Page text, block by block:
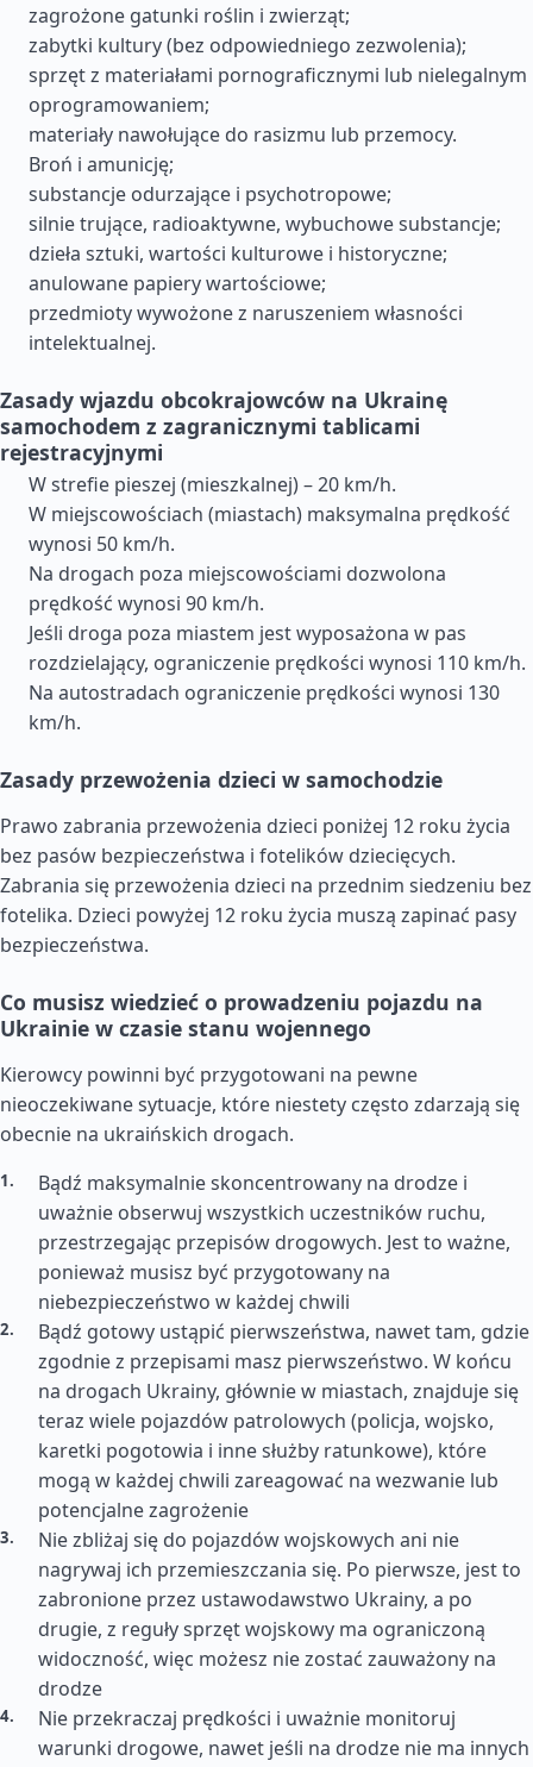
zagrożone gatunki roślin i zwierząt;
zabytki kultury (bez odpowiedniego zezwolenia);
sprzęt z materiałami pornograficznymi lub nielegalnym
oprogramowaniem;
materiały nawołujące do rasizmu lub przemocy.
Broń i amunicję;
substancje odurzające i psychotropowe;
silnie trujące, radioaktywne, wybuchowe substancje;
dzieła sztuki, wartości kulturowe i historyczne;
anulowane papiery wartościowe;
przedmioty wywożone z naruszeniem własności
intelektualnej.
Zasady wjazdu obcokrajowców na Ukrainę
samochodem z zagranicznymi tablicami
rejestracyjnymi
W strefie pieszej (mieszkalnej) – 20 km/h.
W miejscowościach (miastach) maksymalna prędkość
wynosi 50 km/h.
Na drogach poza miejscowościami dozwolona
prędkość wynosi 90 km/h.
Jeśli droga poza miastem jest wyposażona w pas
rozdzielający, ograniczenie prędkości wynosi 110 km/h.
Na autostradach ograniczenie prędkości wynosi 130
km/h.
Zasady przewożenia dzieci w samochodzie
Prawo zabrania przewożenia dzieci poniżej 12 roku życia
bez pasów bezpieczeństwa i fotelików dziecięcych.
Zabrania się przewożenia dzieci na przednim siedzeniu bez
fotelika. Dzieci powyżej 12 roku życia muszą zapinać pasy
bezpieczeństwa.
Co musisz wiedzieć o prowadzeniu pojazdu na
Ukrainie w czasie stanu wojennego
Kierowcy powinni być przygotowani na pewne
nieoczekiwane sytuacje, które niestety często zdarzają się
obecnie na ukraińskich drogach.
Bądź maksymalnie skoncentrowany na drodze i
uważnie obserwuj wszystkich uczestników ruchu,
przestrzegając przepisów drogowych. Jest to ważne,
ponieważ musisz być przygotowany na
niebezpieczeństwo w każdej chwili
Bądź gotowy ustąpić pierwszeństwa, nawet tam, gdzie
zgodnie z przepisami masz pierwszeństwo. W końcu
na drogach Ukrainy, głównie w miastach, znajduje się
teraz wiele pojazdów patrolowych (policja, wojsko,
karetki pogotowia i inne służby ratunkowe), które
mogą w każdej chwili zareagować na wezwanie lub
potencjalne zagrożenie
Nie zbliżaj się do pojazdów wojskowych ani nie
nagrywaj ich przemieszczania się. Po pierwsze, jest to
zabronione przez ustawodawstwo Ukrainy, a po
drugie, z reguły sprzęt wojskowy ma ograniczoną
widoczność, więc możesz nie zostać zauważony na
drodze
Nie przekraczaj prędkości i uważnie monitoruj
warunki drogowe, nawet jeśli na drodze nie ma innych